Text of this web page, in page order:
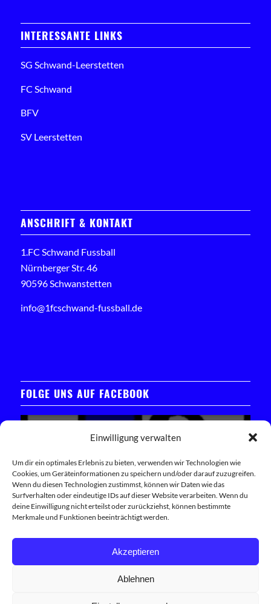
Einwilligung verwalten
Um dir ein optimales Erlebnis zu bieten, verwenden wir Technologien wie
Cookies, um Geräteinformationen zu speichern und/oder darauf zuzugreifen.
Wenn du diesen Technologien zustimmst, können wir Daten wie das
Surfverhalten oder eindeutige IDs auf dieser Website verarbeiten. Wenn du
deine Einwilligung nicht erteilst oder zurückziehst, können bestimmte
Merkmale und Funktionen beeinträchtigt werden.
Akzeptieren
Ablehnen
INTERESSANTE LINKS
SG Schwand-Leerstetten
FC Schwand
BFV
SV Leerstetten
ANSCHRIFT & KONTAKT
1.FC Schwand Fussball
Nürnberger Str. 46
90596 Schwanstetten
info@1fcschwand-fussball.de
FOLGE UNS AUF FACEBOOK
Klicken Sie hier, um das Facebook-Widget zu laden
Trete unserer Facebook-Community bei